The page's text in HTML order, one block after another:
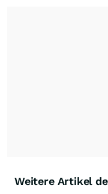
Weitere Artikel